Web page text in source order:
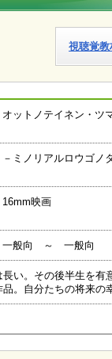
視聴覚教
オットノテイネン・ツ
－ミノリアルロウゴノ
16mm映画
一般向 ～ 一般向
い。その後半生を有
。自分たちの将来の